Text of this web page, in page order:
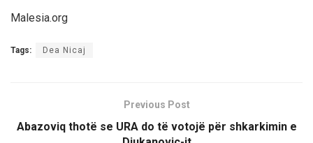
Malesia.org
Tags: Dea Nicaj
Previous Post
Abazoviq thotë se URA do të votojë për shkarkimin e